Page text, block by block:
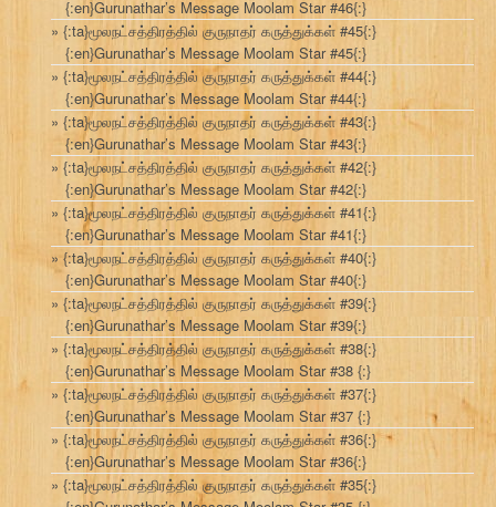
{:en}Gurunathar’s Message Moolam Star #46{:}
{:ta}மூலநட்சத்திரத்தில் குருநாதர் கருத்துக்கள் #45{:}
{:en}Gurunathar’s Message Moolam Star #45{:}
{:ta}மூலநட்சத்திரத்தில் குருநாதர் கருத்துக்கள் #44{:}
{:en}Gurunathar’s Message Moolam Star #44{:}
{:ta}மூலநட்சத்திரத்தில் குருநாதர் கருத்துக்கள் #43{:}
{:en}Gurunathar’s Message Moolam Star #43{:}
{:ta}மூலநட்சத்திரத்தில் குருநாதர் கருத்துக்கள் #42{:}
{:en}Gurunathar’s Message Moolam Star #42{:}
{:ta}மூலநட்சத்திரத்தில் குருநாதர் கருத்துக்கள் #41{:}
{:en}Gurunathar’s Message Moolam Star #41{:}
{:ta}மூலநட்சத்திரத்தில் குருநாதர் கருத்துக்கள் #40{:}
{:en}Gurunathar’s Message Moolam Star #40{:}
{:ta}மூலநட்சத்திரத்தில் குருநாதர் கருத்துக்கள் #39{:}
{:en}Gurunathar’s Message Moolam Star #39{:}
{:ta}மூலநட்சத்திரத்தில் குருநாதர் கருத்துக்கள் #38{:}
{:en}Gurunathar’s Message Moolam Star #38 {:}
{:ta}மூலநட்சத்திரத்தில் குருநாதர் கருத்துக்கள் #37{:}
{:en}Gurunathar’s Message Moolam Star #37 {:}
{:ta}மூலநட்சத்திரத்தில் குருநாதர் கருத்துக்கள் #36{:}
{:en}Gurunathar’s Message Moolam Star #36{:}
{:ta}மூலநட்சத்திரத்தில் குருநாதர் கருத்துக்கள் #35{:}